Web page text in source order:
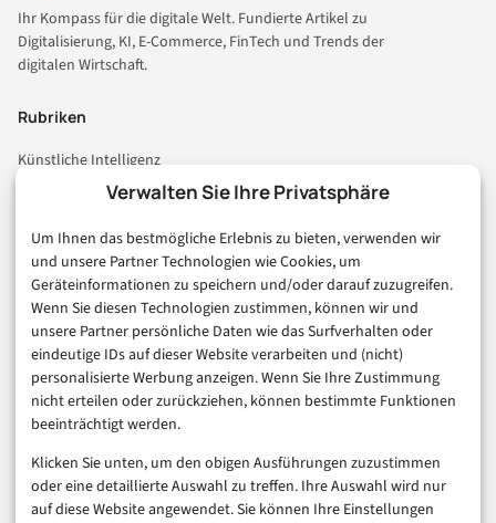
Verwalten Sie Ihre Privatsphäre
Um Ihnen das bestmögliche Erlebnis zu bieten, verwenden wir
und unsere Partner Technologien wie Cookies, um
Geräteinformationen zu speichern und/oder darauf zuzugreifen.
Wenn Sie diesen Technologien zustimmen, können wir und
unsere Partner persönliche Daten wie das Surfverhalten oder
eindeutige IDs auf dieser Website verarbeiten und (nicht)
personalisierte Werbung anzeigen. Wenn Sie Ihre Zustimmung
nicht erteilen oder zurückziehen, können bestimmte Funktionen
beeinträchtigt werden.
Klicken Sie unten, um den obigen Ausführungen zuzustimmen
oder eine detaillierte Auswahl zu treffen. Ihre Auswahl wird nur
auf diese Website angewendet. Sie können Ihre Einstellungen
Ihr Kompass für die digitale Welt. Fundierte Artikel zu
Digitalisierung, KI, E-Commerce, FinTech und Trends der
digitalen Wirtschaft.
Rubriken
Künstliche Intelligenz
Technologie & IT
Consumer & Digital Life
Marketing
Finanzen & FinTech
Business & Karriere
Sicherheit & Recht
Digitalisierung
Marketing
Magazin
Unsere Redaktion